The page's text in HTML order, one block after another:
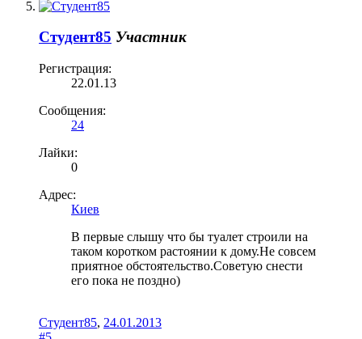
Студент85 Участник
Регистрация:
22.01.13
Сообщения:
24
Лайки:
0
Адрес:
Киев
В первые слышу что бы туалет строили на
таком коротком растоянии к дому.Не совсем
приятное обстоятельство.Советую снести
его пока не поздно)
Студент85, 24.01.2013